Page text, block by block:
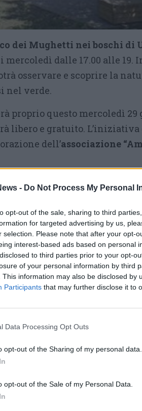
- Do Not Process My Personal
opt-out of the sale, sharing to third
for targeted advertising by us,
selection. Please note that after your opt-
interest-based ads based on personal
to third parties prior to your opt-
of your personal information by third
This information may also be disclosed by
Participants that may further disclose it to
Data Processing Opt Outs
opt-out of the Sharing of my personal data.
opt-out of the Sale of my Personal Data.
dei Mughetti nei boschi di
dalle 17.00 alle 19.
osservare e scoprire la
nel verde.
proprio questo mercoledì 29
libero e gratuito. L’iniziativa
dell’associazione
Via Confalonieri, 5
Castronno
Tutti
di
a cuore l'informazione del nostro
prima linea per informarvi con